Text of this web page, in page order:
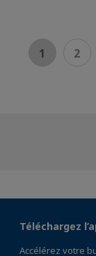
1 2
Téléchargez
Accélérez votre